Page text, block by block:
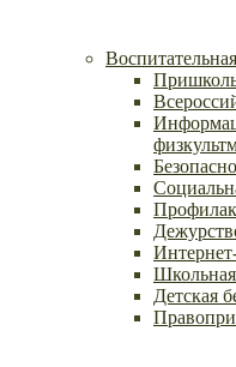
Детская